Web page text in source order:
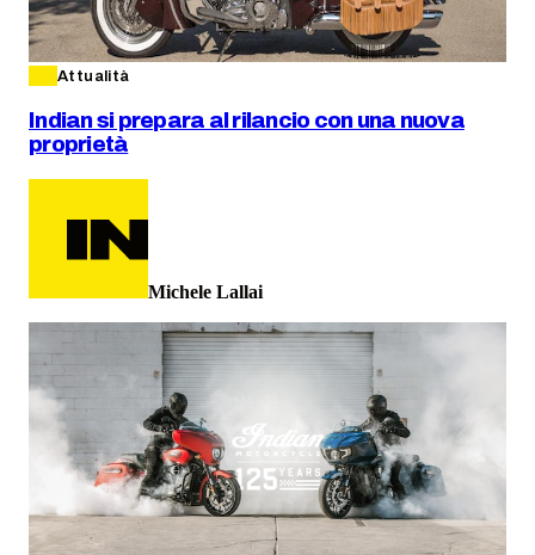
Attualità
Indian si prepara al rilancio con una nuova
proprietà
Michele Lallai